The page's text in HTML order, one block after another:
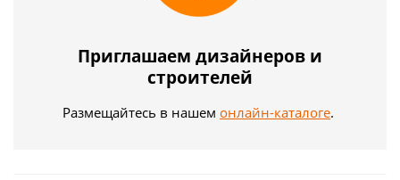
Приглашаем дизайнеров и
строителей
Размещайтесь в нашем онлайн-каталоге.